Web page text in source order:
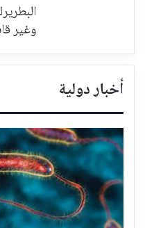
وغير
أخبار دولية